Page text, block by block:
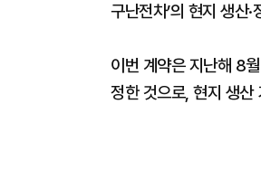
구난전차’의 현지 생산
이번 계약은 지난해 8
정한 것으로, 현지 생산